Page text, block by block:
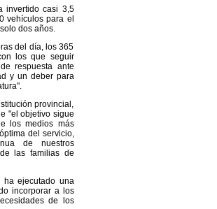
invertido casi 3,5
vehículos para el
dos años.
del día, los 365
los que seguir
respuesta ante
y un deber para
provincial,
"el objetivo sigue
los medios más
del servicio,
de nuestros
las familias de
ha ejecutado una
incorporar a los
de los